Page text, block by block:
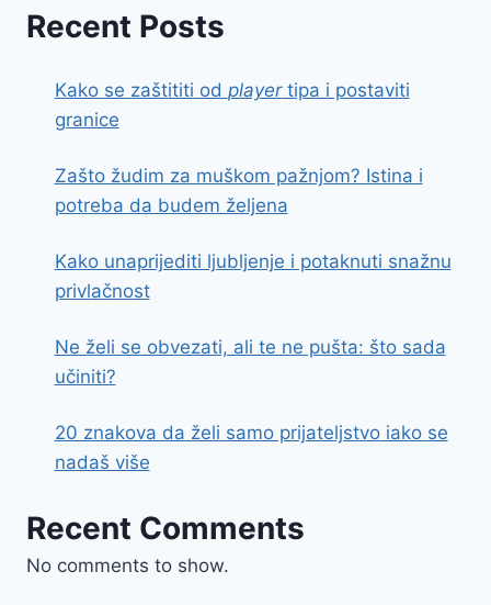
Recent Posts
Kako se zaštititi od playertipa i postaviti
granice
Zašto žudim za muškom pažnjom? Istina i
potreba da budem željena
Kako unaprijediti ljubljenje i potaknuti snažnu
privlačnost
Ne želi se obvezati, ali te ne pušta: što sada
učiniti?
20 znakova da želi samo prijateljstvo iako se
nadaš više
Recent Comments
No comments to show.